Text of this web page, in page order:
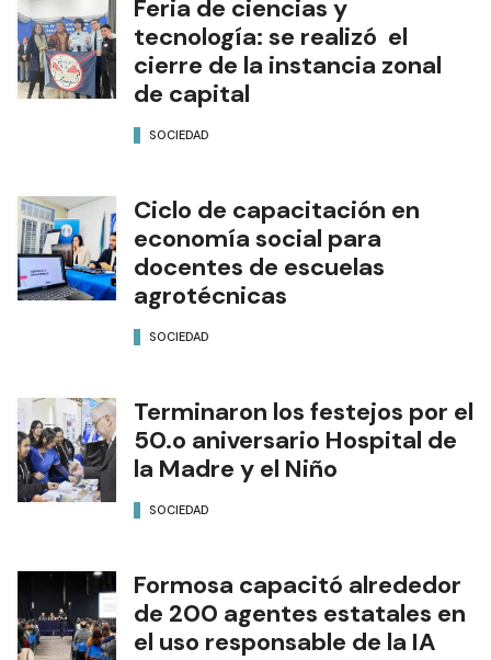
Feria de ciencias y
tecnología: se realizó el
cierre de la instancia zonal
de capital
SOCIEDAD
Ciclo de capacitación en
economía social para
docentes de escuelas
agrotécnicas
SOCIEDAD
Terminaron los festejos por el
50.o aniversario Hospital de
la Madre y el Niño
SOCIEDAD
Formosa capacitó alrededor
de 200 agentes estatales en
el uso responsable de la IA